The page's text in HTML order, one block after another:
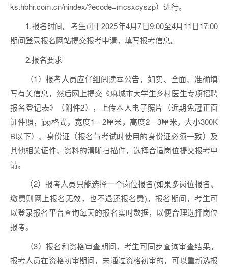
ks.hbhr.com.cn/nindex/?ecode=mcsxcyszp）进行。
1.报名时间。考生可于2025年4月7日9:00至4月11日17:00
期间登录报名网站提交报考申请，填写报考信息。
2.报名要求
（1）报考人员应仔细阅读本公告，如实、全面、准确填
写有关信息，然后网上提交《麻城市大学生乡村医生专项招聘
报名登记表》（附件2），上传本人电子照片（近期免冠正面
证件照，jpg格式，宽度1－2厘米，高度2－3厘米，大小300K
B以下）、身份证（报名与考试时使用的身份证必须一致）及
其他相关证件、资料的清晰扫描件，选择合适岗位提交报考申
请。
（2）报考人员只能选择一个岗位报名(如果多岗位报名、
缴费则网上报名无效，也不退还报名费)。报名期间，考生可
以登录报名平台查询每天的报名实时数据，以便合理选择岗位
报考。
（3）报名和资格审查期间，考生可同步查询审查结果。
报考人员在资格初审期间，未通过资格初审的，可以重新选报